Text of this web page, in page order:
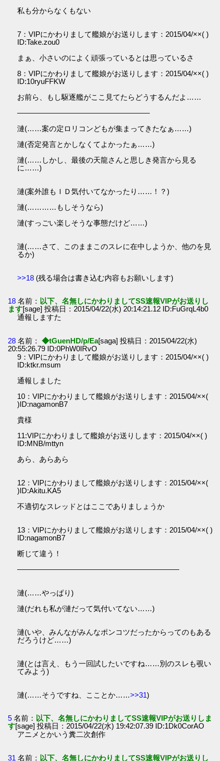
私も分からなくもない
7：VIPにかわりまして艦娘がお送りします：2015/04/××( )
ID:Take.zou0
まぁ、小さいのによく頑張っているとは思っているさ
8：VIPにかわりまして艦娘がお送りします：2015/04/××( )
ID:10ryuFFKW
お前ら、もし駆逐艦がここ見てたらどうするんだよ……
――――――――――――――――――
漣(……案の定ロリコンどもが集まってきたなぁ……)
漣(否定発言とかしなくてよかったぁ……)
漣(……しかし、最後の天龍さんと思しき発言から見る
に……)
漣(案外誰もＩＤ気付いてなかったり……！？)
漣(…………もしそうなら)
漣(すっごい楽しそうな事態だけど……)
漣(……さて、このままこのスレに在中しようか、他のを見
るか)
>>18 (残る場合は書き込む内容もお願いします)
18 名前： 以下、名無しにかわりましてSS速報VIPがお送りし
ます[sage] 投稿日：2015/04/22(水) 20:14:21.12 ID:FuGrqL4b0
通報しますた
28 名前： ◆tGuenHD/p/Ea[saga] 投稿日：2015/04/22(水)
20:55:26.79 ID:0PhW0IRvO
9：VIPにかわりまして艦娘がお送りします：2015/04/××( )
ID:ktkr.msum
通報しました
10：VIPにかわりまして艦娘がお送りします：2015/04/××(
)ID:nagamonB7
貴様
11:VIPにかわりまして艦娘がお送りします：2015/04/××( )
ID:MNB/mttyn
あら、あらあら
12：VIPにかわりまして艦娘がお送りします：2015/04/××(
)ID:Akitu.KA5
不適切なスレッドとはここでありましょうか
13：VIPにかわりまして艦娘がお送りします：2015/04/××( )
ID:nagamonB7
断じて違う！
――――――――――――――――――――――
漣(……やっぱり)
漣(だれも私が漣だって気付いてない……)
漣(いや、みんながみんなポンコツだったからってのもある
だろうけど……)
漣(とは言え、もう一回試したいですね……別のスレも覗い
てみよう)
漣(……そうですね、こことか……>>31)
5 名前： 以下、名無しにかわりましてSS速報VIPがお送りしま
す[sage] 投稿日：2015/04/22(水) 19:42:07.39 ID:1Dk0CorAO
アニメとかいう糞二次創作
31 名前： 以下、名無しにかわりましてSS速報VIPがお送りし